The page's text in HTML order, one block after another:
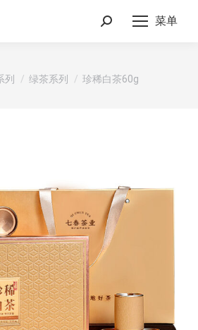
菜单
Search:
列 绿茶系列 珍稀白茶60g